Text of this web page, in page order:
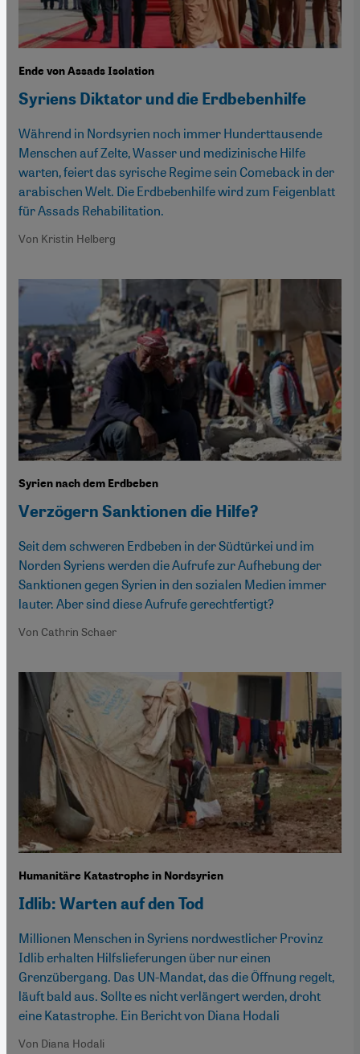
Ende von Assads Isolation
Syriens Diktator und die Erdbebenhilfe
Während in Nordsyrien noch immer Hunderttausende
Menschen auf Zelte, Wasser und medizinische Hilfe
warten, feiert das syrische Regime sein Comeback in der
arabischen Welt. Die Erdbebenhilfe wird zum Feigenblatt
für Assads Rehabilitation.
Von Kristin Helberg
Syrien nach dem Erdbeben
Verzögern Sanktionen die Hilfe?
Seit dem schweren Erdbeben in der Südtürkei und im
Norden Syriens werden die Aufrufe zur Aufhebung der
Sanktionen gegen Syrien in den sozialen Medien immer
lauter. Aber sind diese Aufrufe gerechtfertigt?
Von Cathrin Schaer
Humanitäre Katastrophe in Nordsyrien
Idlib: Warten auf den Tod
Millionen Menschen in Syriens nordwestlicher Provinz
Idlib erhalten Hilfslieferungen über nur einen
Grenzübergang. Das UN-Mandat, das die Öffnung regelt,
läuft bald aus. Sollte es nicht verlängert werden, droht
eine Katastrophe. Ein Bericht von Diana Hodali
Von Diana Hodali